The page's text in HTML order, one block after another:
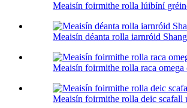
Meaisín foirmithe rolla lúibíní
Meaisín déanta rolla iarnróid
Meaisín foirmithe rolla raca
Meaisín foirmithe rolla deic scafall